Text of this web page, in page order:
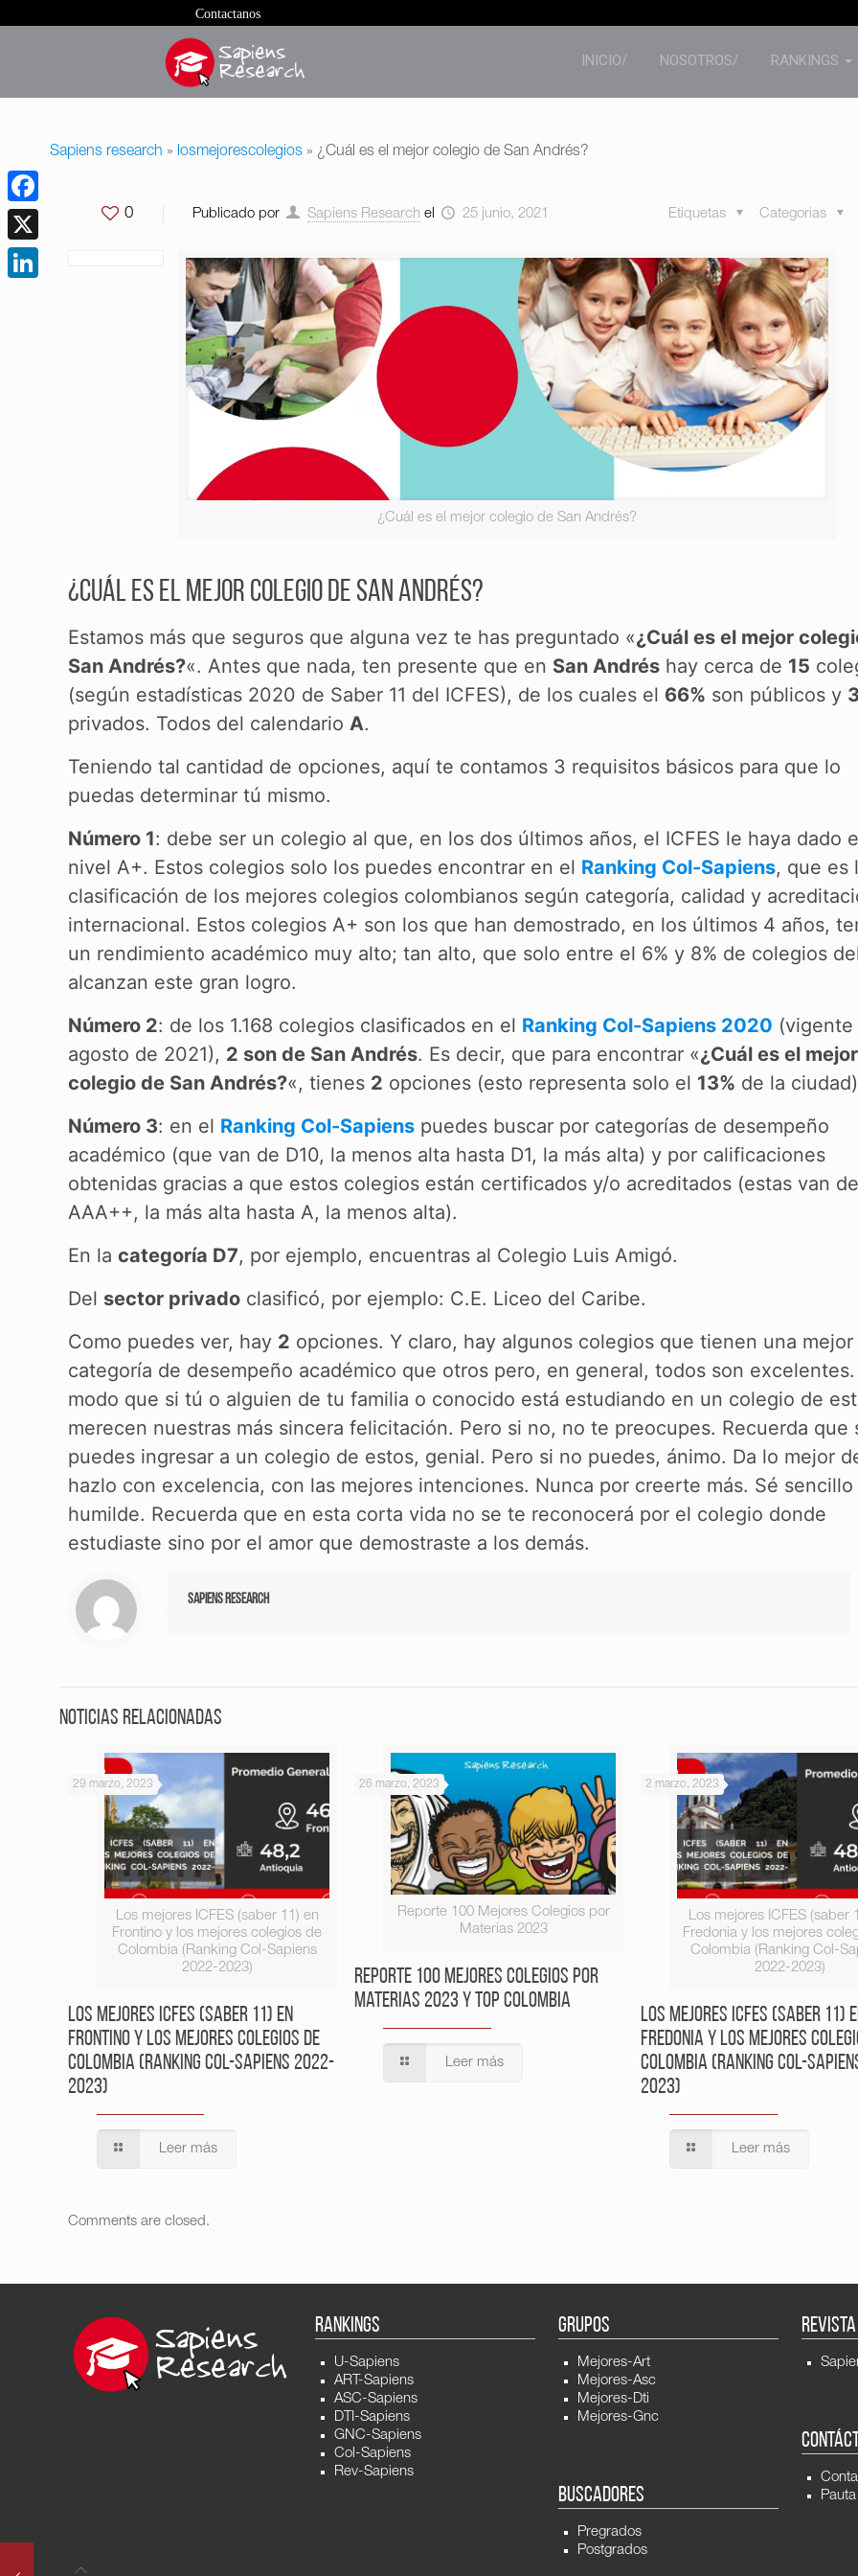
Contactanos
INICIO/ NOSOTROS/ RANKINGS
Sapiens research » losmejorescolegios » ¿Cuál es el mejor colegio de San Andrés?
0 Publicado por Sapiens Research el 25 junio, 2021 Categorias
Etiquetas
¿Cuál es el mejor colegio de San Andrés?
¿Cuál es el mejor colegio de San Andrés?
Estamos más que seguros que alguna vez te has preguntado «¿Cuál es el mejor
San Andrés?«. Antes que nada, ten presente que en San Andréshay cerca de 15
(según estadísticas 2020 de Saber 11 del ICFES), de los cuales el 66% son públicos y
privados. Todos del calendario A.
Teniendo tal cantidad de opciones, aquí te contamos 3 requisitos básicos para que lo
puedas determinar tú mismo.
Número 1: debe ser un colegio al que, en los dos últimos años, el ICFES le haya dado
nivel A+. Estos colegios solo los puedes encontrar en el Ranking Col-Sapiens, que es
clasificación de los mejores colegios colombianos según categoría, calidad y
internacional. Estos colegios A+ son los que han demostrado, en los últimos 4 años,
un rendimiento académico muy alto; tan alto, que solo entre el 6% y 8% de colegios
alcanzan este gran logro.
Número 2: de los 1.168 colegios clasificados en el Ranking Col-Sapiens 2020 (vigente
agosto de 2021), 2 son de San Andrés. Es decir, que para encontrar «¿Cuál es el mejor
colegio de San Andrés?«, tienes 2 opciones (esto representa solo el 13% de la
Número 3: en el Ranking Col-Sapienspuedes buscar por categorías de desempeño
académico (que van de D10, la menos alta hasta D1, la más alta) y por calificaciones
obtenidas gracias a que estos colegios están certificados y/o acreditados (estas van
AAA++, la más alta hasta A, la menos alta).
En la categoría D7, por ejemplo, encuentras al Colegio Luis Amigó.
Del sector privadoclasificó, por ejemplo: C.E. Liceo del Caribe.
Como puedes ver, hay 2 opciones. Y claro, hay algunos colegios que tienen una mejor
categoría de desempeño académico que otros pero, en general, todos son excelentes.
modo que si tú o alguien de tu familia o conocido está estudiando en un colegio de
merecen nuestras más sincera felicitación. Pero si no, no te preocupes. Recuerda que
puedes ingresar a un colegio de estos, genial. Pero si no puedes, ánimo. Da lo mejor
hazlo con excelencia, con las mejores intenciones. Nunca por creerte más. Sé sencillo
humilde. Recuerda que en esta corta vida no se te reconocerá por el colegio donde
estudiaste sino por el amor que demostraste a los demás.
Sapiens Research
Noticias relacionadas
Los mejores ICFES (saber 11) en
Frontino y los mejores colegios de
Colombia (Ranking Col-Sapiens
2022-2023)
29 marzo, 2023
Los mejores ICFES (saber 11) en
Frontino y los mejores colegios de
Colombia (Ranking Col-Sapiens 2022-
2023)
Leer más
Reporte 100 Mejores Colegios por
Materias 2023
26 marzo, 2023
Reporte 100 Mejores Colegios por
Materias 2023 y Top Colombia
Leer más
Los mejores ICFES (saber
Fredonia y los mejores
Colombia (Ranking Col-
2022-2023)
2 marzo, 2023
Los mejores ICFES (saber 11)
Fredonia y los mejores
Colombia (Ranking Col-
2023)
Leer más
Comments are closed.
RANKINGS
U-Sapiens
ART-Sapiens
ASC-Sapiens
DTI-Sapiens
GNC-Sapiens
Col-Sapiens
Rev-Sapiens
GRUPOS
Mejores-Art
Mejores-Asc
Mejores-Dti
Mejores-Gnc
BUSCADORES
Pregrados
Postgrados
REVISTA
Facebook
X